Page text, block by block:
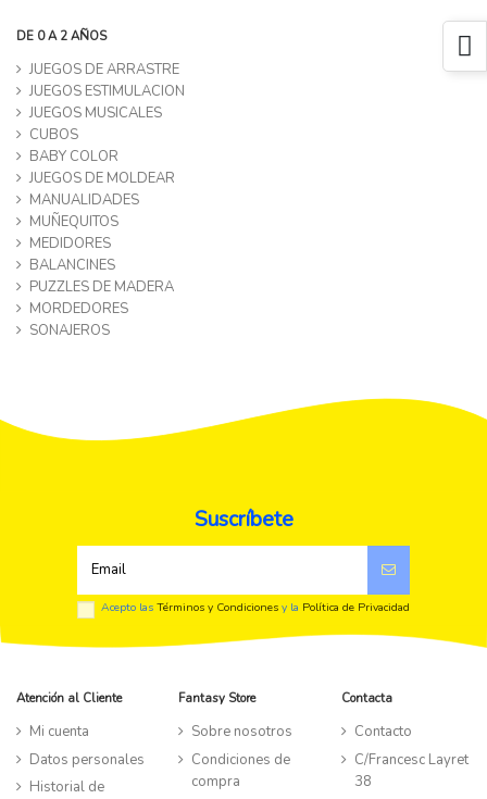
DE 0 A 2 AÑOS
JUEGOS DE ARRASTRE
JUEGOS ESTIMULACION
JUEGOS MUSICALES
CUBOS
BABY COLOR
JUEGOS DE MOLDEAR
MANUALIDADES
MUÑEQUITOS
MEDIDORES
BALANCINES
PUZZLES DE MADERA
MORDEDORES
SONAJEROS
Suscríbete
Acepto lasTérminos y Condiciones y la Política de Privacidad
Atención al Cliente
Mi cuenta
Datos personales
Historial de
Fantasy Store
Sobre nosotros
Condiciones de
compra
Contacta
Contacto
C/Francesc Layret
38